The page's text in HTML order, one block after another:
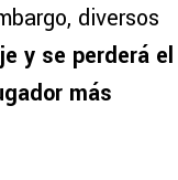
diversos
y se perderá el
más